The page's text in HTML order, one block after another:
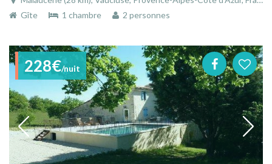
Gîte
1 chambre 2 personnes
228€/nuit